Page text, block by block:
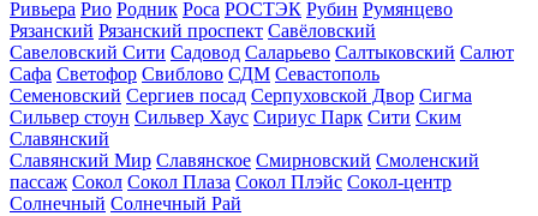
Ривьера Рио Родник Роса РОСТЭК Рубин Румянцево
Рязанский Рязанский проспект Савёловский
Савеловский Сити Садовод Саларьево Салтыковский Салют
Сафа Светофор Свиблово СДМ Севастополь
Семеновский Сергиев посад Серпуховской Двор Сигма
Сильвер стоун Сильвер Хаус Сириус Парк Сити Ским
Славянский
Славянский Мир Славянское Смирновский Смоленский
пассаж Сокол Сокол Плаза Сокол Плэйс Сокол-центр
Солнечный Солнечный Рай